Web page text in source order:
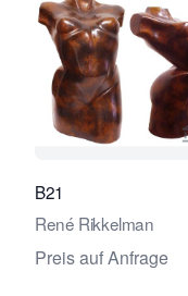
B21
René Rikkelman
Preis auf Anfrage